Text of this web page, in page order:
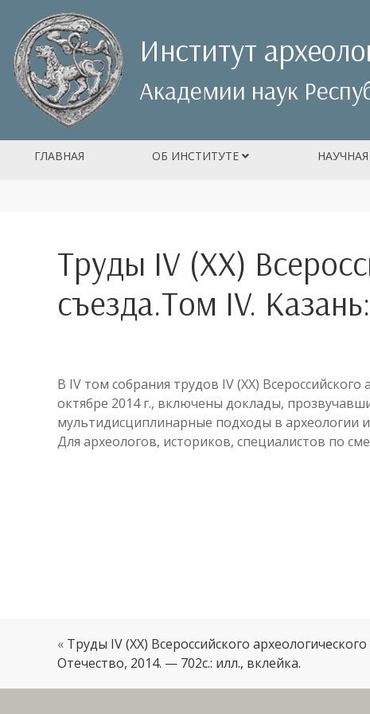
Институт
Академии наук
ГЛАВНАЯ ОБ ИНСТИТУТЕ
Труды IV (XX)
съезда.Том IV.
В IV том собрания трудов IV (XX)
октябре 2014 г., включены доклады,
мультидисциплинарные подходы в археологии
Для археологов, историков, специалистов по
« Труды IV (XX) Всероссийского
Отечество, 2014. — 702с.: илл., вклейка.